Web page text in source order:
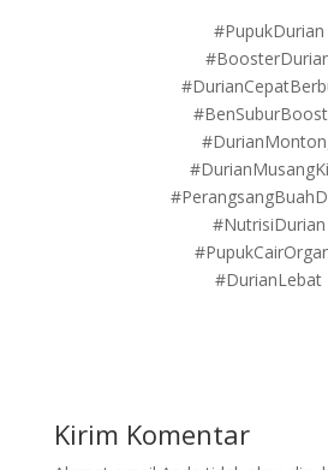
#PupukDurian
#NutrisiDurian
#DurianLebat
Kirim Komentar